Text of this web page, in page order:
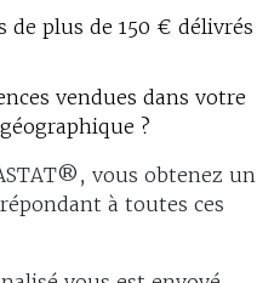
de plus de 150 € délivrés
vendues dans votre
?
vous obtenez un
à toutes ces